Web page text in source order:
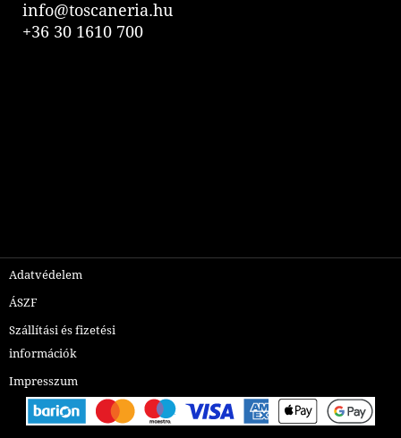
info@toscaneria.hu
+36 30 1610 700
Adatvédelem
ÁSZF
Szállítási és fizetési
információk
Impresszum